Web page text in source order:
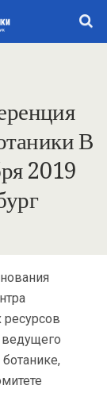
В
2019
ресурсов